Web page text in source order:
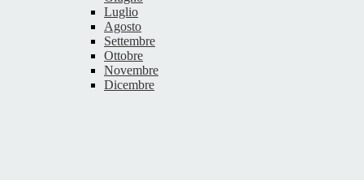
Luglio
Agosto
Settembre
Ottobre
Novembre
Dicembre